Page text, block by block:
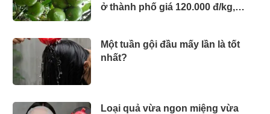
ở thành phố giá 120.000 đ/kg,
Một tuần gội đầu mấy lần là tốt
nhất?
Loại quả vừa ngon miệng vừa